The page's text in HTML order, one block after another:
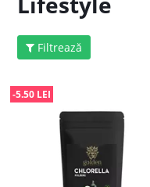
Filtrează
-5.50 LEI